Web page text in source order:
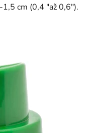
cm (0,4 "až 0,6").